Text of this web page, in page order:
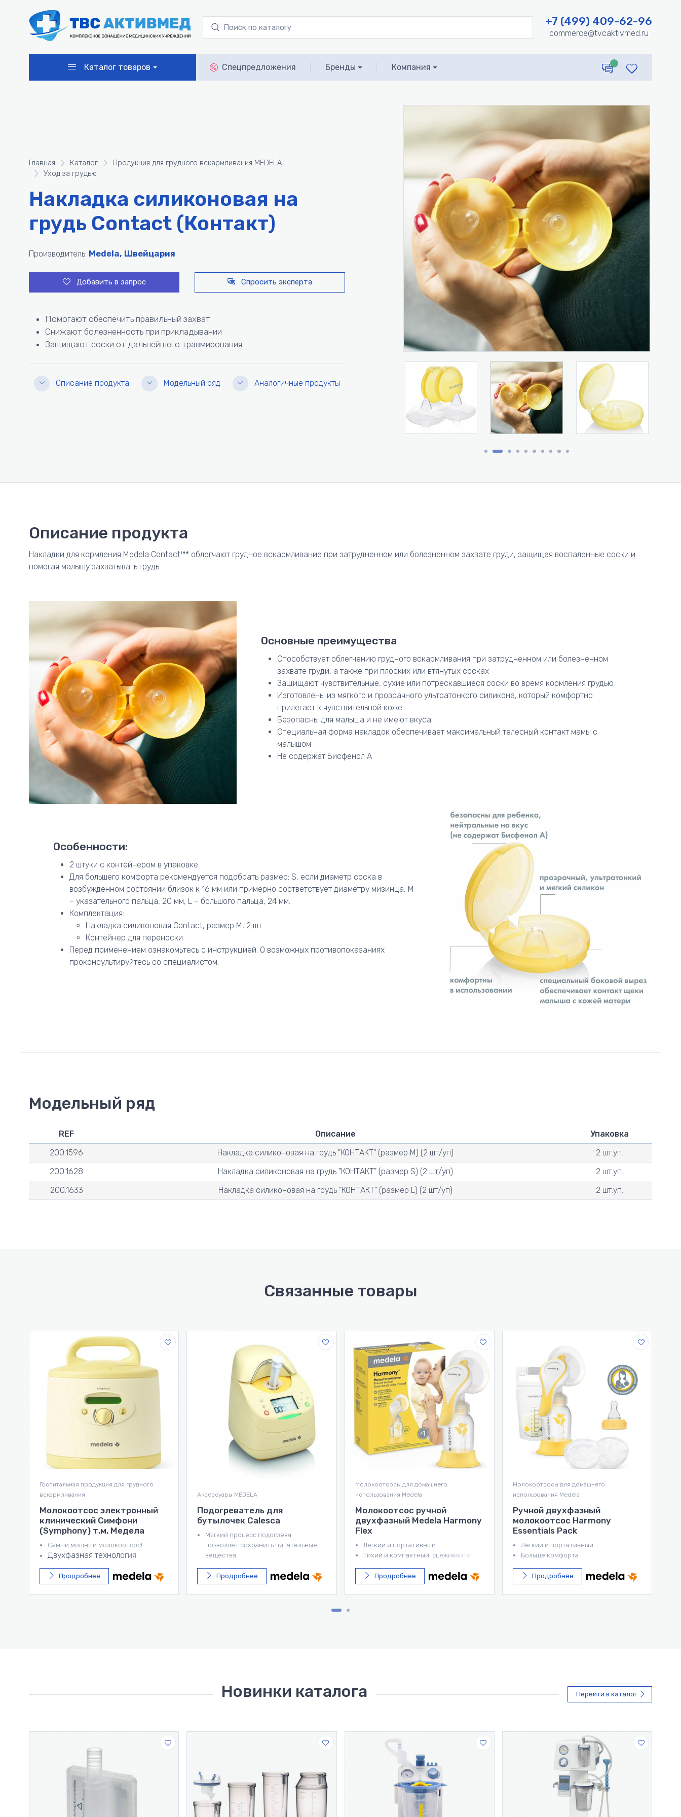
+7 (499) 409-62-96
commerce@tvcaktivmed.ru
Каталог товаров Спецпредложения Бренды Компания
Главная Каталог
Продукция для грудного вскармливания MEDELA
Уход за грудью
Накладка силиконовая на
грудь Contact (Контакт)
Производитель: Medela, Швейцария
Добавить в запрос Спросить эксперта
Помогают обеспечить правильный захват
Снижают болезненность при прикладывании
Защищают соски от дальнейшего травмирования
Описание продукта Модельный ряд Аналогичные продукты
Описание продукта
Накладки для кормления Medela Contact™* облегчают грудное вскармливание при затрудненном или болезненном захвате груди, защищая воспаленные соски и
помогая малышу захватывать грудь.
Основные преимущества
Способствует облегчению грудного вскармливания при затрудненном или болезненном
захвате груди, а также при плоских или втянутых сосках
Защищают чувствительные, сухие или потрескавшиеся соски во время кормления грудью
Изготовлены из мягкого и прозрачного ультратонкого силикона, который комфортно
прилегает к чувствительной коже
Безопасны для малыша и не имеют вкуса
Специальная форма накладок обеспечивает максимальный телесный контакт мамы с
малышом
Не содержат Бисфенол А
Особенности:
2 штуки с контейнером в упаковке.
Для большего комфорта рекомендуется подобрать размер: S, если диаметр соска в
возбужденном состоянии близок к 16 мм или примерно соответствует диаметру мизинца, M
– указательного пальца, 20 мм, L – большого пальца, 24 мм.
Комплектация:
Накладка силиконовая Contact, размер M, 2 шт.
Контейнер для переноски
Перед применением ознакомьтесь с инструкцией. О возможных противопоказаниях
проконсультируйтесь со специалистом.
Модельный ряд
REF Описание
Упаковка
200.1596
Накладка силиконовая на грудь "КОНТАКТ" (размер M) (2 шт/уп)
2 шт.уп.
200.1628
Накладка силиконовая на грудь "КОНТАКТ" (размер S) (2 шт/уп)
2 шт.уп.
200.1633
Накладка силиконовая на грудь "КОНТАКТ" (размер L) (2 шт/уп) 2 шт.уп.
Связанные товары
Аксессуары MEDELA
Подогреватель для
бутылочек Calesca
Мягкий процесс подогрева
позволяет сохранить питательные
вещества.
комплексный уход за ребенком.
Дает возможность приготовления
питания по гибкому графику.
Продробнее
использования Medela
Молокоотсос ручной
двухфазный Medela Harmony
Flex
Легкий и портативный.
Тихий и компактный: сцеживайте
привлекая к себе внимания.
Воронки PersonalFit Flex: больше
комфорта, эффективное сцеживание.
Продробнее
Молокоотсосы для домашнего
использования Medela
Ручной двухфазный
молокоотсос Harmony
Essentials Pack
Легкий и портативный
Больше комфорта
Продробнее
Молокоотсосы для домашнего
использования Medela
Электронный двухфазный
молокоотсос Medela Swing
Flex
Первый молокоотсос Medela, который
повторяет естественную форму груди.
Больше молока
Больше времени на себя
Продробнее
Новинки каталога Перейти в каталог